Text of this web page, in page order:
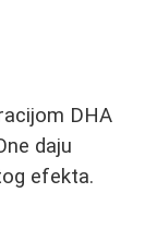
DHA
daju
efekta.